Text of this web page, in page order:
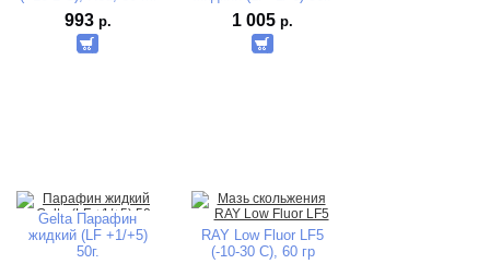
2630
993 р. 1 005 р.
Gelta Парафин
жидкий (LF +1/+5)
50г.
RAY Low Fluor LF5
(-10-30 C), 60 гр